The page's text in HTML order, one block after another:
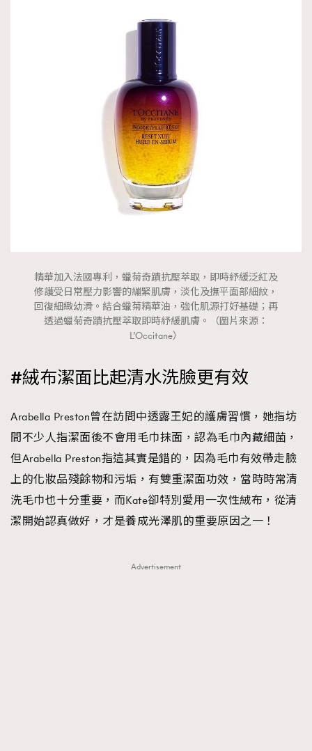
精華加入法國專利，蠟菊奇蹟抗壓萃取，即時紓緩泛紅及
修護受日常壓力影響的繃緊肌膚，淡化及撫平面部細紋，
回復細緻幼滑。結合蠟菊精華油，強化肌源打好基礎；再
透過蠟菊奇蹟抗壓萃取即時紓緩肌膚。（圖片來源：
L’Occitane）
#絨布潔面比起清水洗臉更有效
Arabella Preston曾在訪問中透露王妃的護膚習慣，她指坊
間不少人指潔面後不會用毛巾抹面，認為毛巾內藏細菌，
但Arabella Preston指這其實是錯的，因為毛巾有效帶走臉
上的化妝品殘餘物和污垢，有雙重潔面功效，當時時常清
洗毛巾也十分重要，而Kate卻特別愛用一次性絨布，從清
潔開始認真做好，才是養成光澤肌的重要原因之一！
Advertisement